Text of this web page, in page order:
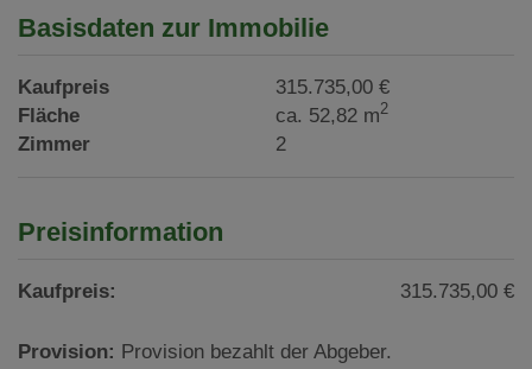
Basisdaten zur Immobilie
Kaufpreis
315.735,00 €
Fläche
ca. 52,82 m2
Zimmer 2
Preisinformation
Kaufpreis: 315.735,00 €
Provision: Provision bezahlt der Abgeber.